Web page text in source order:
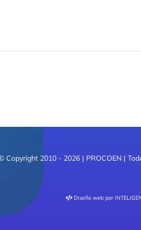
Copyright 2010 - 2026 | PROCOEN |
Diseño webpor